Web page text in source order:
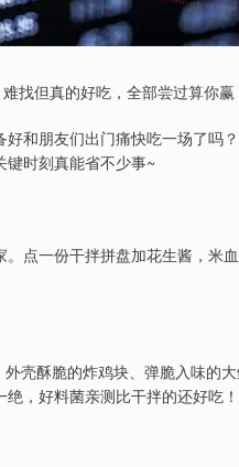
找但真的好吃，全部尝过算你赢
和朋友们出门痛快吃一场了吗
时刻真能省不少事~
。点一份干拌拼盘加花生酱，
壳酥脆的炸鸡块、弹脆入味的
，好料菌亲测比干拌的还好吃！